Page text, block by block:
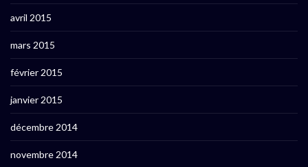
avril 2015
mars 2015
février 2015
janvier 2015
décembre 2014
novembre 2014